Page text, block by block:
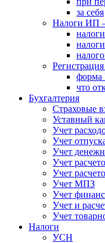
за себя
Налоги ИП
форма
что
Бухгалтерия
Страховые
Уставный
Учет
Учет
Учет
Учет
Учет
Учет МПЗ
Учет
Учет и
Учет
Налоги
УСН